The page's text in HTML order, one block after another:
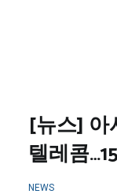
[뉴스] 아
텔레콤
NEWS